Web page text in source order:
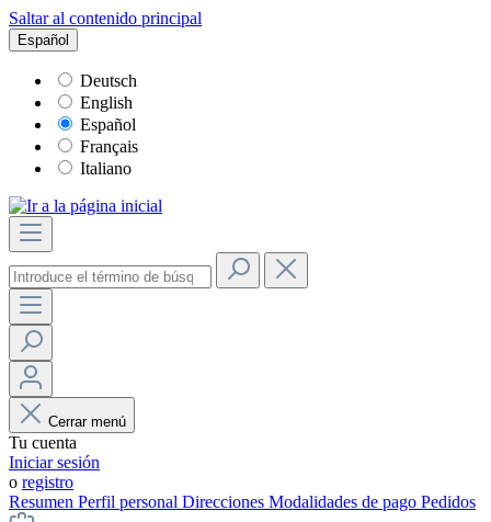
Saltar al contenido principal
Español
Deutsch
English
Español
Français
Italiano
Cerrar menú
Tu cuenta
Iniciar sesión
o registro
Resumen Perfil personal Direcciones Modalidades de pago Pedidos